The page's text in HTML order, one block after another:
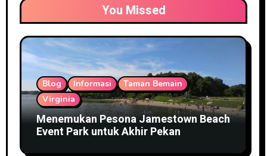
You Missed
Blog Informasi
Taman Bemain
Virginia
Menemukan Pesona Jamestown Beach
Event Park untuk Akhir Pekan